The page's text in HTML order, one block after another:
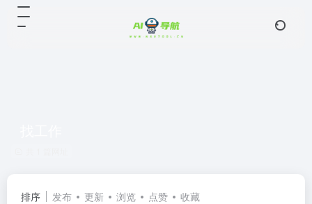
排序 发布 更新 浏览 点赞 收藏